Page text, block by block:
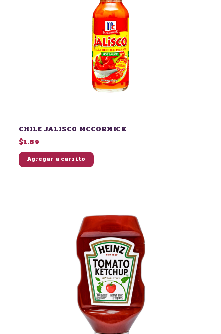
CHILE JALISCO MCCORMICK
$1.89
Agregar a carrito